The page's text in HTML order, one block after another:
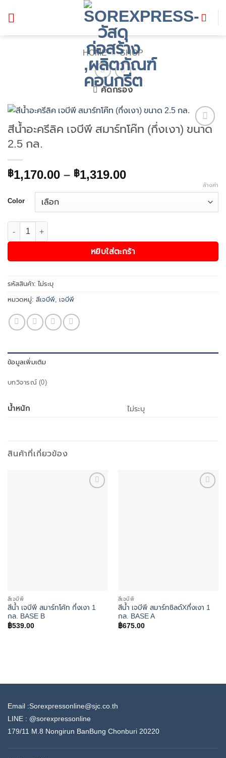
HOME » SHOP
คัดกรอง
Add to
สีน้ำอะครีลิค เจบีพี สมาร์ทโค๊ท (กึ่งเงา) ขนาด
2.5 กล.
฿1,170.00 – ฿1,319.00Price
through
Color
ล้างค่า
จำนวน สีน้ำอะครีลิค เจบีพี สมาร์ทโค๊ท (กึ่งเงา) ขนาด 2.5 กล. ชิ้น
หยิบใส่ตะกร้า
รหัสสินค้า: ไม่ระบุ
หมวดหมู่: สีเจบีพี, เจบีพี
ข้อมูลเพิ่มเติม
บทวิจารณ์ (0)
น้ำหนัก ไม่ระบุ
สินค้าที่เกี่ยวข้อง
สีเจบีพี
สีน้ำ เจบีพี สมาร์ทโค้ท กึ่งเงา 1
กล. BASE B
฿539.00
สีเจบีพี
สีน้ำ เจบีพี สมาร์ทชิลด์Xกึ่งเงา 1
กล. BASE A
฿675.00
Email :Sorexpressonline@sjc.co.th
LINE : @sorexpressonline
179/11 M.8 Nongirun BanBung Chonburi 20220